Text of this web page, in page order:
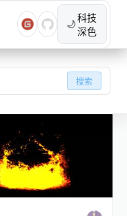
🌙
科技
深色
搜索